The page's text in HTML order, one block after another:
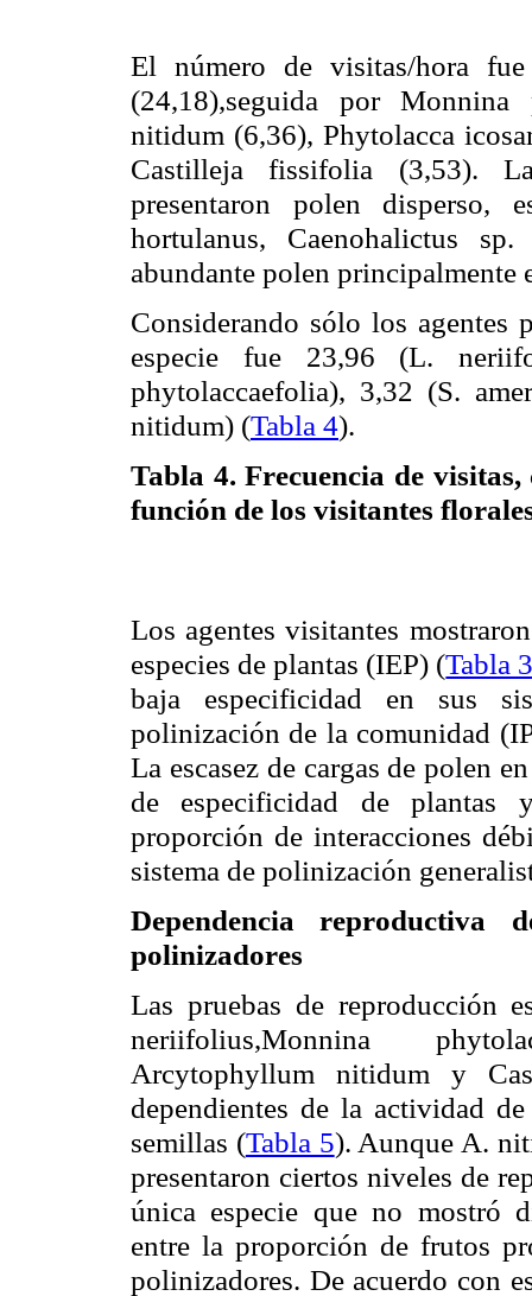
El número de visitas/hora
(24,18),seguida porMonnina
nitidum (6,36),Phytolacca
Castillejafissifolia (3,53).
presentaron polen disperso,
hortulanus, Caenohalictus sp.
abundante polen principalmente
Considerando sólo los agentes
especie fue 23,96 (L.
phytolaccaefolia), 3,32 (S.
nitidum) (Tabla 4).
Tabla 4. Frecuencia de
función de los visitantes
Los agentes visitantes
especies de plantas (IEP) (Tabla
baja especificidad en sus
polinización de la comunidad
La escasez de cargas de polen
de especificidad de plantas
proporción de interacciones
sistema de polinización
Dependencia
polinizadores
Las pruebas de reproducción
neriifolius,Monnina
Arcytophyllum
nitidum y
dependientes de la actividad
semillas (Tabla 5). Aunque A.
presentaron ciertos niveles de
única especie que no mostró
entre la proporción de frutos
polinizadores. De acuerdo con